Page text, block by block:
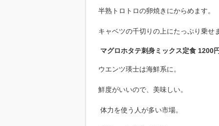
半熟トロトロの卵焼きにからめます。
キャベツの千切りの上にたっぷり乗せ
マグロホタテ刺身ミックス定食 1200
ウエンツ瑛士は海鮮系に。
鮮度がいいので、美味しい。
体力を使う人が多い市場。